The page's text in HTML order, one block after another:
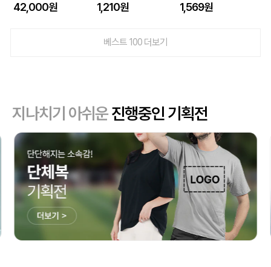
42,000원
1,210원
1,569원
베스트 100 더보기
지나치기 아쉬운진행중인 기획전